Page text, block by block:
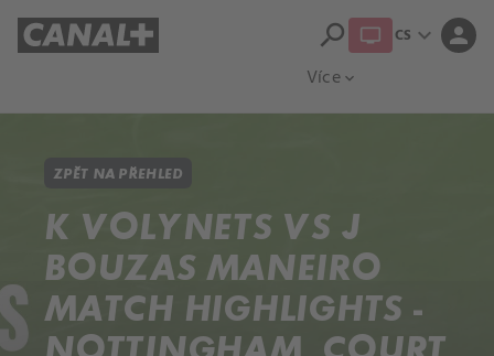
Více expand_more
search CS expand_more person
ZPĚT NA PŘEHLED
K VOLYNETS VS J
BOUZAS MANEIRO
MATCH HIGHLIGHTS -